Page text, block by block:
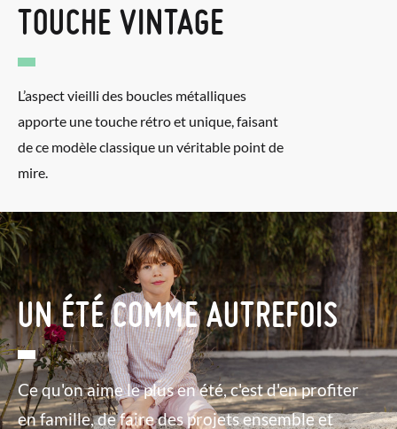
TOUCHE VINTAGE
L’aspect vieilli des boucles métalliques
apporte une touche rétro et unique, faisant
de ce modèle classique un véritable point de
mire.
UN ÉTÉ COMME AUTREFOIS
Ce qu'on aime le plus en été, c'est d'en profiter
en famille, de faire des projets ensemble et